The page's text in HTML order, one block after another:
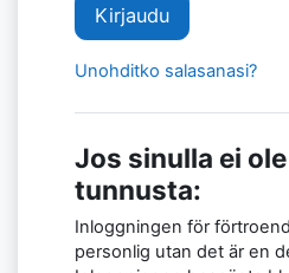
Kirjaudu
Unohditko salasanasi?
Jos sinulla ei
tunnusta:
Inloggningen för
personlig utan det är en